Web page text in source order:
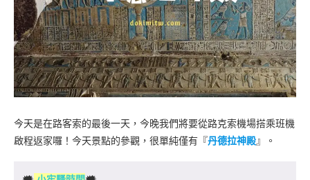
今天是在路客索的最後一天，今晚我們將要從路克索機場搭乘班機
啟程返家囉！今天景點的參觀，很單純僅有『丹德拉神殿』。